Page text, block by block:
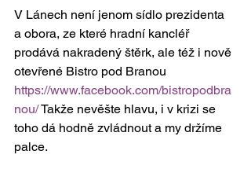
V Lánech není jenom sídlo prezidenta
a obora, ze které hradní kancléř
prodává nakradený štěrk, ale též i nově
otevřené Bistro pod Branou
https://www.facebook.com/bistropodbra
nou/ Takže nevěšte hlavu, i v krizi se
toho dá hodně zvládnout a my držíme
palce.